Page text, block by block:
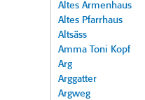
Altes Armenhaus
Altes Pfarrhaus
Altsäss
Amma Toni Kopf
Arg
Arggatter
Argweg